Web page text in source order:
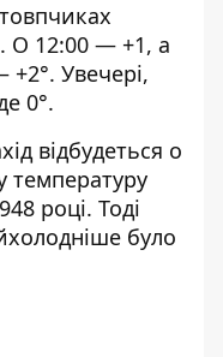
О 12:00 — +1, а
Увечері,
0°.
відбудеться о
температуру
році. Тоді
було